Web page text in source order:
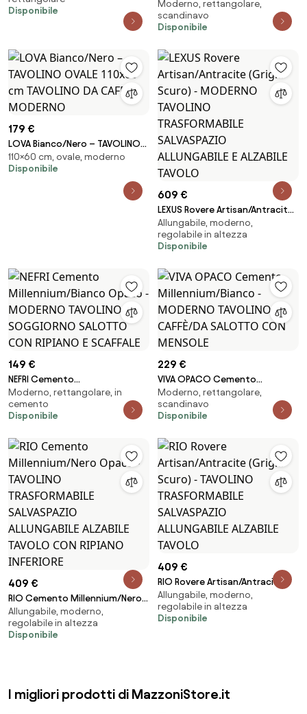
CAFFÈ
Disponibile
Gold/Nero - MODERNO
TAVOLINO DA CAFFÈ/DA
SALOTTO CON MENSOLE
Moderno, rettangolare,
scandinavo
Disponibile
179 €
LOVA Bianco/Nero – TAVOLINO
OVALE 110x60 cm TAVOLINO DA
CAFFÈ MODERNO
110×60 cm, ovale, moderno
Disponibile
609 €
LEXUS Rovere Artisan/Antracite
(Grigio Scuro) - MODERNO
TAVOLINO TRASFORMABILE
SALVASPAZIO ALLUNGABILE E
Allungabile, moderno,
regolabile in altezza
Disponibile
149 €
NEFRI Cemento
Millennium/Bianco Opaco -
MODERNO TAVOLINO DA
SOGGIORNO SALOTTO CON
Moderno, rettangolare, in
cemento
Disponibile
229 €
VIVA OPACO Cemento
Millennium/Bianco - MODERNO
TAVOLINO DA CAFFÈ/DA
SALOTTO CON MENSOLE
Moderno, rettangolare,
scandinavo
Disponibile
409 €
RIO Cemento Millennium/Nero
Opaco - TAVOLINO
TRASFORMABILE SALVASPAZIO
ALLUNGABILE ALZABILE TAVOLO
Allungabile, moderno,
regolabile in altezza
Disponibile
409 €
RIO Rovere Artisan/Antracite
(Grigio Scuro) - TAVOLINO
TRASFORMABILE SALVASPAZIO
ALLUNGABILE ALZABILE TAVOLO
Allungabile, moderno,
regolabile in altezza
Disponibile
I migliori prodotti di MazzoniStore.it